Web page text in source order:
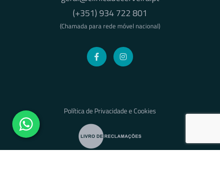
(+351) 934 722 801
(Chamada para rede móvel nacional)
Política de Privacidade e Cookies